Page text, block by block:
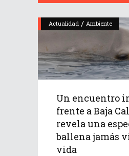
Actualidad / Ambiente
Un encuentro
frente a Baja
revela una
ballena jamás
vida